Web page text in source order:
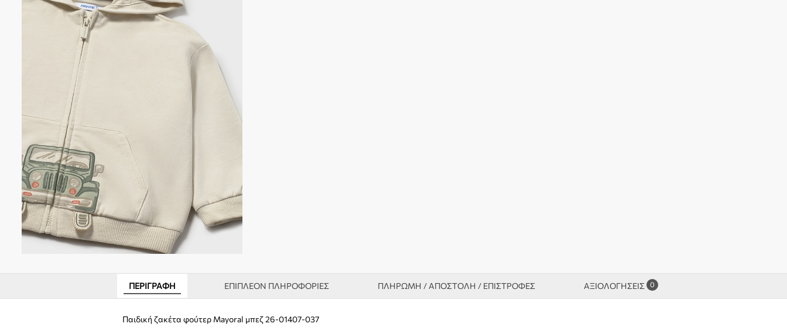
ΠΕΡΙΓΡΑΦΉ ΕΠΙΠΛΈΟΝ ΠΛΗΡΟΦΟΡΊΕΣ ΠΛΗΡΩΜΗ / ΑΠΟΣΤΟΛΗ / ΕΠΙΣΤΡΟΦΕΣ ΑΞΙΟΛΟΓΉΣΕΙΣ 0
Παιδική ζακέτα φούτερ Mayoral μπεζ 26-01407-037